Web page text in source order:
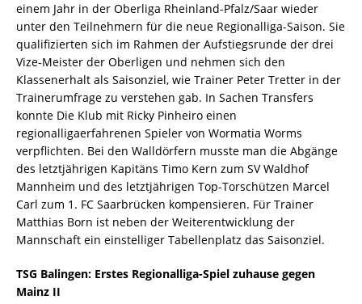
einem Jahr in der Oberliga Rheinland-Pfalz/Saar wieder
unter den Teilnehmern für die neue Regionalliga-Saison. Sie
qualifizierten sich im Rahmen der Aufstiegsrunde der drei
Vize-Meister der Oberligen und nehmen sich den
Klassenerhalt als Saisonziel, wie Trainer Peter Tretter in der
Trainerumfrage zu verstehen gab. In Sachen Transfers
konnte Die Klub mit Ricky Pinheiro einen
regionalligaerfahrenen Spieler von Wormatia Worms
verpflichten. Bei den Walldörfern musste man die Abgänge
des letztjährigen Kapitäns Timo Kern zum SV Waldhof
Mannheim und des letztjährigen Top-Torschützen Marcel
Carl zum 1. FC Saarbrücken kompensieren. Für Trainer
Matthias Born ist neben der Weiterentwicklung der
Mannschaft ein einstelliger Tabellenplatz das Saisonziel.
TSG Balingen: Erstes Regionalliga-Spiel zuhause gegen
Mainz II